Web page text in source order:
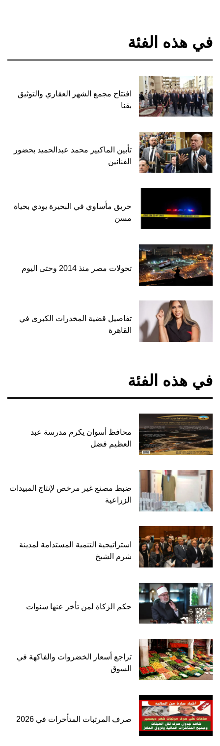
في هذه الفئة
افتتاح مجمع الشهر العقاري والتوثيق
بقنا
تأبين الماكيير محمد عبدالحميد بحضور
الفنانين
حريق مأساوي في البحيرة يودي بحياة
مسن
تحولات مصر منذ 2014 وحتى اليوم
تفاصيل قضية المخدرات الكبرى في
القاهرة
في هذه الفئة
محافظ أسوان يكرم مدرسة عبد
العظيم فضل
ضبط مصنع غير مرخص لإنتاج المبيدات
الزراعية
استراتيجية التنمية المستدامة لمدينة
شرم الشيخ
حكم الزكاة لمن تأخر عنها سنوات
تراجع أسعار الخضروات والفاكهة في
السوق
صرف المرتبات المتأخرات في 2026